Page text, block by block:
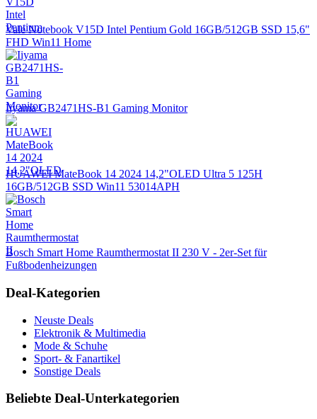
Vale Notebook V15D Intel Pentium Gold 16GB/512GB SSD 15,6"
FHD Win11 Home
Iiyama GB2471HS-B1 Gaming Monitor
HUAWEI MateBook 14 2024 14,2"OLED Ultra 5 125H
16GB/512GB SSD Win11 53014APH
Bosch Smart Home Raumthermostat II 230 V - 2er-Set für
Fußbodenheizungen
Deal-Kategorien
Neuste Deals
Elektronik & Multimedia
Mode & Schuhe
Sport- & Fanartikel
Sonstige Deals
Beliebte Deal-Unterkategorien